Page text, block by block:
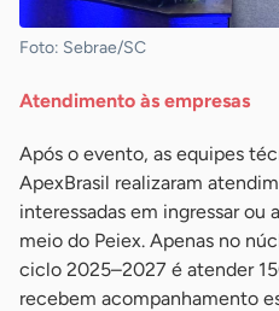
Foto: Sebrae/SC
Atendimento às empresas
Após o evento, as equipes
ApexBrasil realizaram
interessadas em ingressar ou
meio do Peiex. Apenas no
ciclo 2025–2027 é atender
recebem acompanhamento